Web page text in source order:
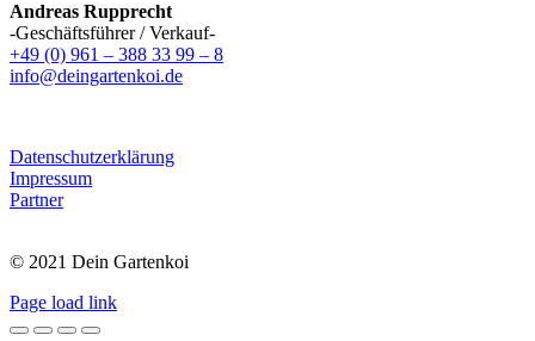
Andreas Rupprecht
-Geschäftsführer / Verkauf-
+49 (0) 961 – 388 33 99 – 8
info@deingartenkoi.de
Datenschutzerklärung
Impressum
Partner
© 2021 Dein Gartenkoi
Page load link